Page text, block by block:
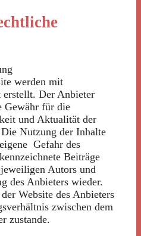
werden mit
Der Anbieter
Gewähr für die
und Aktualität der
Nutzung der Inhalte
Gefahr des
Beiträge
Autors und
des Anbieters wieder.
Website des Anbieters
zwischen dem
zustande.